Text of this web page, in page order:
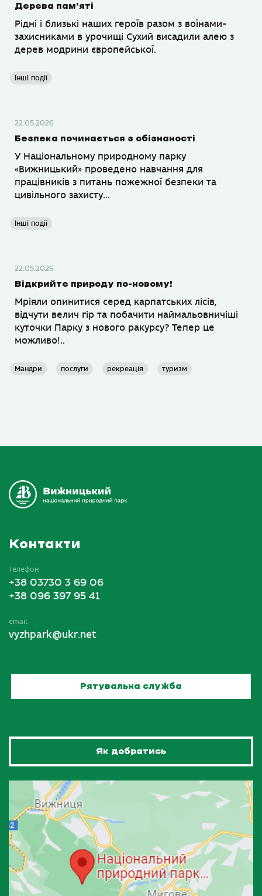
Дерева пам’яті
Рідні і близькі наших героїв разом з воїнами-
захисниками в урочищі Сухий висадили алею з
дерев модрини європейської.
Інші події
22.05.2026
Безпека починається з обізнаності
У Національному природному парку
«Вижницький» проведено навчання для
працівників з питань пожежної безпеки та
цивільного захисту...
Інші події
22.05.2026
Відкрийте природу по-новому!
Мріяли опинитися серед карпатських лісів,
відчути велич гір та побачити наймальовничіші
куточки Парку з нового ракурсу? Тепер це
можливо!..
Мандри послуги рекреація туризм
Контакти
телефон
+38 03730 3 69 06
+38 096 397 95 41
email
vyzhpark@ukr.net
Рятувальна служба
Як добратись